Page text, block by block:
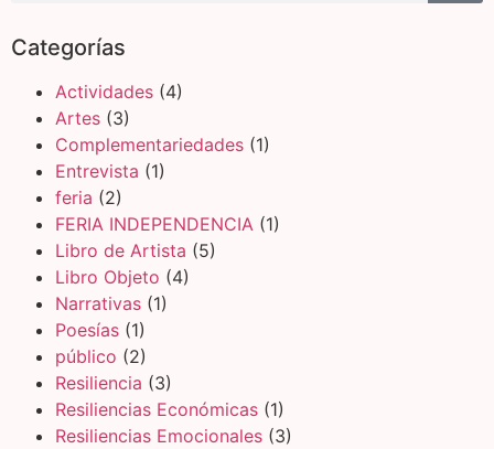
Categorías
Actividades (4)
Artes (3)
Complementariedades (1)
Entrevista (1)
feria (2)
FERIA INDEPENDENCIA (1)
Libro de Artista (5)
Libro Objeto (4)
Narrativas (1)
Poesías (1)
público (2)
Resiliencia (3)
Resiliencias Económicas (1)
Resiliencias Emocionales (3)